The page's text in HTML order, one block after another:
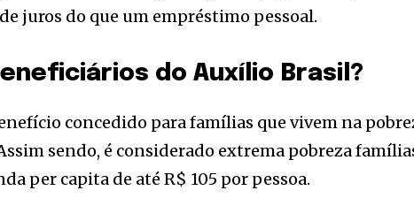
juros do que um empréstimo pessoal.
do Auxílio Brasil?
concedido para famílias que vivem na
sendo, é considerado extrema pobreza
per capita de até R$ 105 por pessoa.